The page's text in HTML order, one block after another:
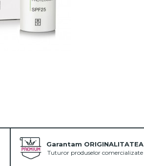
Garantam ORIGINALITATEA
Tuturor produselor comercializate